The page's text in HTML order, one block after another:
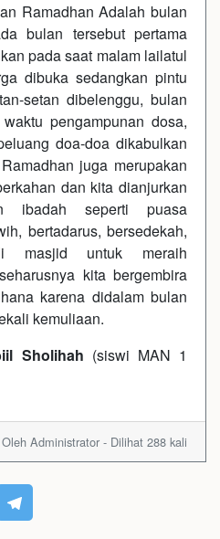
Ramadhan Adalah bulan
bulan tersebut pertama
pada saat malam lailatul
dibuka sedangkan pintu
setan dibelenggu, bulan
pengampunan dosa,
doa-doa dikabulkan
juga merupakan
dan kita dianjurkan
ibadah seperti puasa
bertadarus, bersedekah,
masjid untuk meraih
kita bergembira
karena didalam bulan
kemuliaan.
Sholihah (siswi MAN 1
Administrator - Dilihat 288 kali